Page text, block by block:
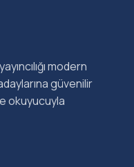
modern
güvenilir
okuyucuyla